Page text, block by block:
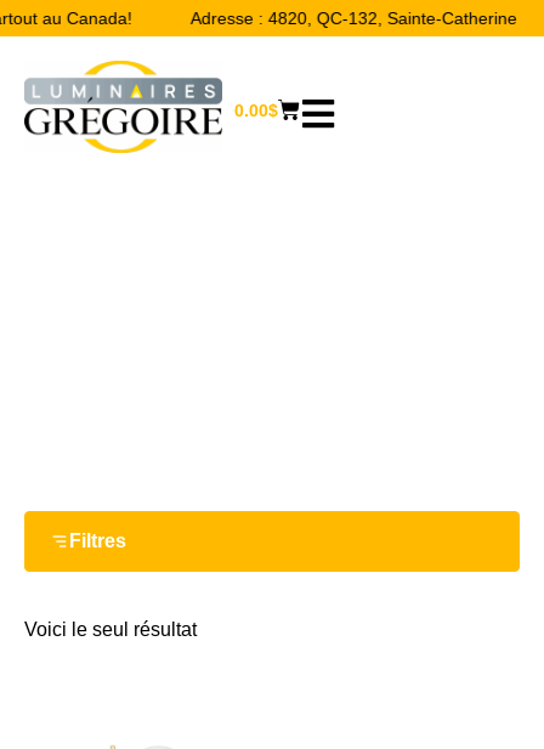
au Canada! Adresse : 4820, QC-132, Sainte-Catherine
0.00$
Filtres
Voici le seul résultat